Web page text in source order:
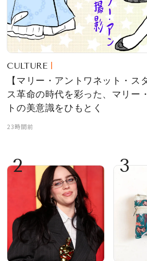
CULTURE
【マリー・アントワネット・ス
ス革命の時代を彩った、マリー
トの美意識をひもとく
23時間前
2 3